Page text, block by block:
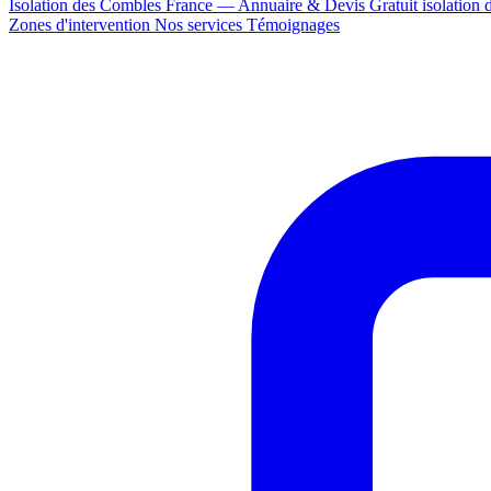
Isolation des Combles France — Annuaire & Devis Gratuit isolation
Zones d'intervention Nos services Témoignages